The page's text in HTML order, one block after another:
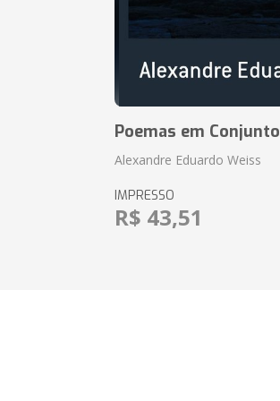
Poemas em Conjunto
Alexandre Eduardo Weiss
IMPRESSO
R$ 43,51